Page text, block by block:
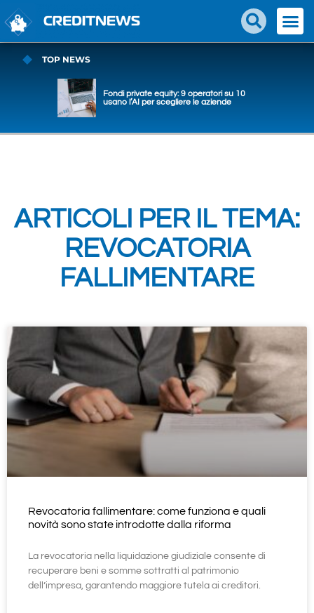
TOP NEWS
Fondi private equity: 9 operatori su 10
usano l’AI per scegliere le aziende
ARTICOLI PER IL TEMA:
REVOCATORIA
FALLIMENTARE
Revocatoria fallimentare: come funziona e quali
novità sono state introdotte dalla riforma
La revocatoria nella liquidazione giudiziale consente di
recuperare beni e somme sottratti al patrimonio
dell’impresa, garantendo maggiore tutela ai creditori.